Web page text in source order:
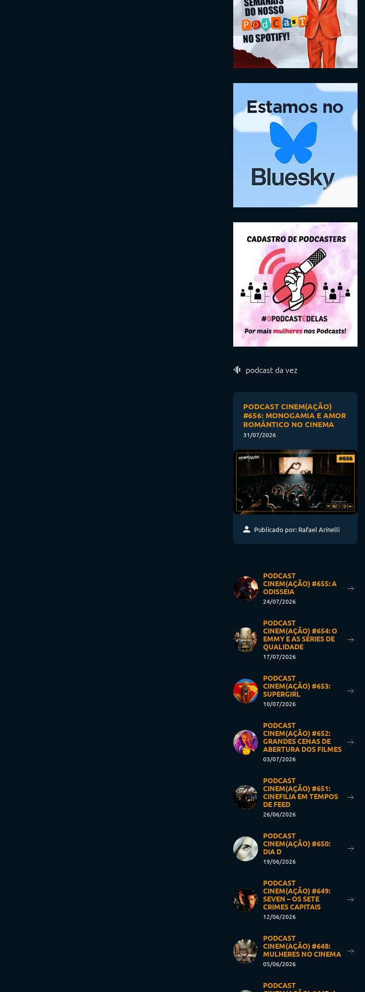
podcast da vez
PODCAST CINEM(AÇÃO)
#656: MONOGAMIA E AMOR
ROMÂNTICO NO CINEMA
31/07/2026
Publicado por: Rafael Arinelli
PODCAST
CINEM(AÇÃO) #655: A
ODISSEIA
24/07/2026
PODCAST
CINEM(AÇÃO) #654: O
EMMY E AS SÉRIES DE
QUALIDADE
17/07/2026
PODCAST
CINEM(AÇÃO) #653:
SUPERGIRL
10/07/2026
PODCAST
CINEM(AÇÃO) #652:
GRANDES CENAS DE
ABERTURA DOS FILMES
03/07/2026
PODCAST
CINEM(AÇÃO) #651:
CINEFILIA EM TEMPOS
DE FEED
26/06/2026
PODCAST
CINEM(AÇÃO) #650:
DIA D
19/06/2026
PODCAST
CINEM(AÇÃO) #649:
SEVEN – OS SETE
CRIMES CAPITAIS
12/06/2026
PODCAST
CINEM(AÇÃO) #648:
MULHERES NO CINEMA
05/06/2026
PODCAST